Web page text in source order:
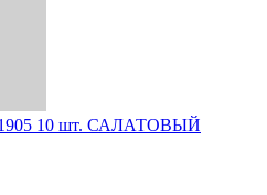
1905 10 шт. САЛАТОВЫЙ